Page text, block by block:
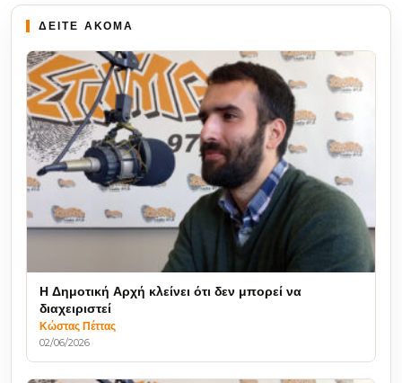
ΔΕΙΤΕ ΑΚΟΜΑ
Η Δημοτική Αρχή κλείνει ότι δεν μπορεί να
διαχειριστεί
Κώστας Πέττας
02/06/2026